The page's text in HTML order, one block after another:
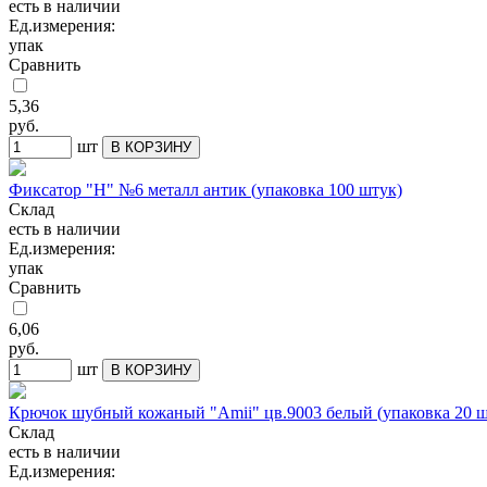
есть в наличии
Ед.измерения:
упак
Сравнить
5,36
руб.
шт
В КОРЗИНУ
Фиксатор "Н" №6 металл антик (упаковка 100 штук)
Склад
есть в наличии
Ед.измерения:
упак
Сравнить
6,06
руб.
шт
В КОРЗИНУ
Крючок шубный кожаный "Amii" цв.9003 белый (упаковка 20
Склад
есть в наличии
Ед.измерения: